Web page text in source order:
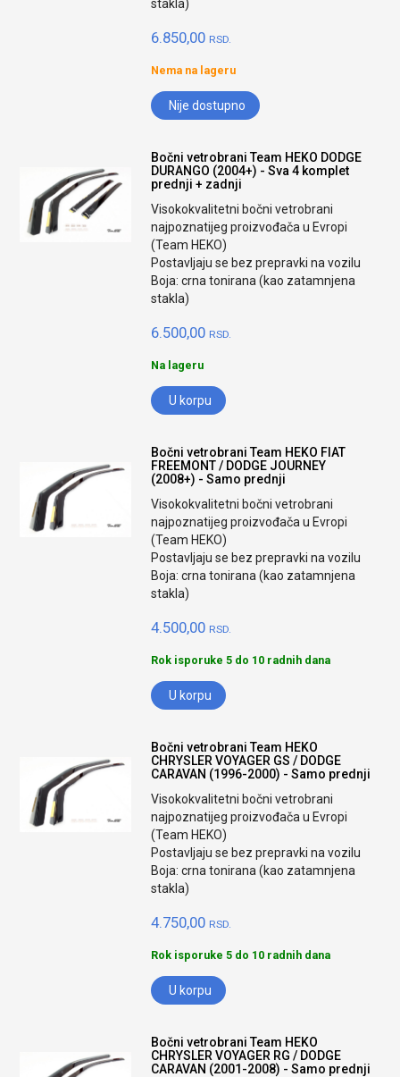
stakla)
6.850,00 RSD.
Nema na lageru
Nije dostupno
Bočni vetrobrani Team HEKO DODGE
DURANGO (2004+) - Sva 4 komplet
prednji + zadnji
Visokokvalitetni bočni vetrobrani
najpoznatijeg proizvođača u Evropi
(Team HEKO)
Postavljaju se bez prepravki na vozilu
Boja: crna tonirana (kao zatamnjena
stakla)
6.500,00 RSD.
Na lageru
U korpu
Bočni vetrobrani Team HEKO FIAT
FREEMONT / DODGE JOURNEY
(2008+) - Samo prednji
Visokokvalitetni bočni vetrobrani
najpoznatijeg proizvođača u Evropi
(Team HEKO)
Postavljaju se bez prepravki na vozilu
Boja: crna tonirana (kao zatamnjena
stakla)
4.500,00 RSD.
Rok isporuke 5 do 10 radnih dana
U korpu
Bočni vetrobrani Team HEKO
CHRYSLER VOYAGER GS / DODGE
CARAVAN (1996-2000) - Samo prednji
Visokokvalitetni bočni vetrobrani
najpoznatijeg proizvođača u Evropi
(Team HEKO)
Postavljaju se bez prepravki na vozilu
Boja: crna tonirana (kao zatamnjena
stakla)
4.750,00 RSD.
Rok isporuke 5 do 10 radnih dana
U korpu
Bočni vetrobrani Team HEKO
CHRYSLER VOYAGER RG / DODGE
CARAVAN (2001-2008) - Samo prednji